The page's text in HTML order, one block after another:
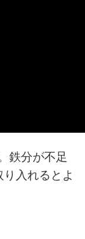
鉄分が不足
入れるとよ